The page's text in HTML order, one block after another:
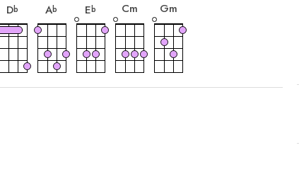
Db
Ab
Eb
Cm
Gm